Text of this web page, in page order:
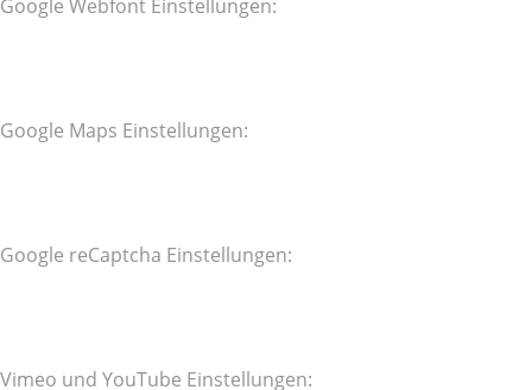
Google Webfont Einstellungen:
Google Maps Einstellungen:
Google reCaptcha Einstellungen:
Vimeo und YouTube Einstellungen: